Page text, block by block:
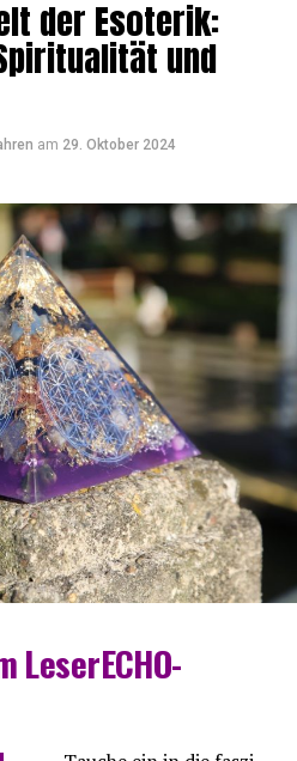
der Eso­te­rik:
und
am 29. Oktober 2024
LeserECHO-